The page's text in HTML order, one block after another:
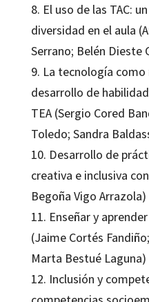
8. El uso de las TAC:
diversidad en el aula
Serrano; Belén Dieste
9. La tecnología como
desarrollo de
TEA (Sergio Cored
Toledo; Sandra
10. Desarrollo de
creativa e inclusiva
Begoña Vigo Arrazola)
11. Enseñar y
(Jaime Cortés
Marta Bestué Laguna)
12. Inclusión y